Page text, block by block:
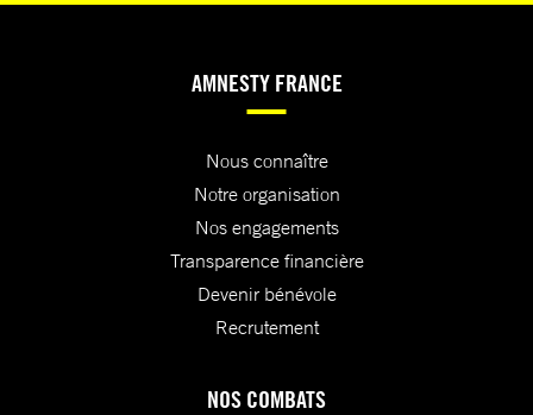
AMNESTY FRANCE
Nous connaître
Notre organisation
Nos engagements
Transparence financière
Devenir bénévole
Recrutement
NOS COMBATS